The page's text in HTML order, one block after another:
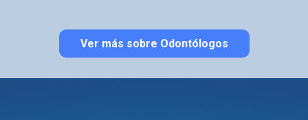
Ver más sobre Odontólogos